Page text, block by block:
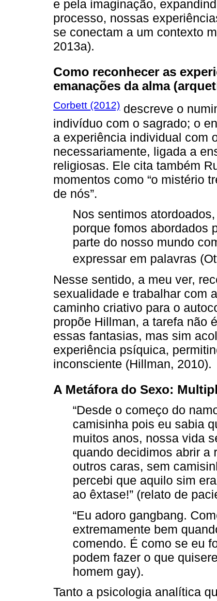
e pela imaginação,
processo, nossas
se conectam a um contexto
2013a).
Como reconhecer as
emanações da alma
Corbett (2012) descreve o
indivíduo com o sagrado; o
a experiência individual com
necessariamente, ligada a
religiosas. Ele cita também
momentos como “o mistério
de nós”.
Nos sentimos
porque fomos abordados
parte do nosso mundo
expressar em palavras
Nesse sentido, a meu ver,
sexualidade e trabalhar com
caminho criativo para o
propõe Hillman, a tarefa não
essas fantasias, mas sim
experiência psíquica,
inconsciente (Hillman, 2010).
A Metáfora do Sexo:
“Desde o começo do
camisinha pois eu sabia
muitos anos, nossa vida
quando decidimos abrir a
outros caras, sem
percebi que aquilo sim
ao êxtase!” (relato de
“Eu adoro gangbang.
extremamente bem
comendo. É como se eu
podem fazer o que
homem gay).
Tanto a psicologia analítica